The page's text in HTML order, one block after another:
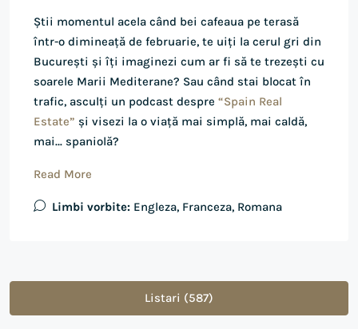
Știi momentul acela când bei cafeaua pe terasă
într-o dimineață de februarie, te uiți la cerul gri din
București și îți imaginezi cum ar fi să te trezești cu
soarele Marii Mediterane? Sau când stai blocat în
trafic, asculți un podcast despre “Spain Real
Estate” și visezi la o viață mai simplă, mai caldă,
mai… spaniolă?
Read More
Limbi vorbite: Engleza, Franceza, Romana
Listari (587)